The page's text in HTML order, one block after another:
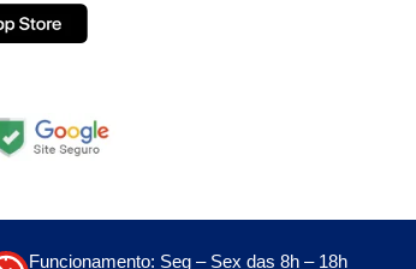
Funcionamento: Seg – Sex das 8h – 18h